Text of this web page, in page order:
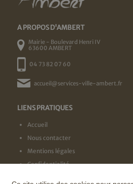
A PROPOS D'AMBERT
Mairie - Boulevard Henri IV
63600 AMBERT
04 73 82 07 60
accueil@services-ville-ambert.fr
LIENS PRATIQUES
Accueil
Nous contacter
Mentions légales
Confidentialité